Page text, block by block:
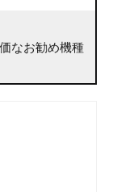
なお勧め機種